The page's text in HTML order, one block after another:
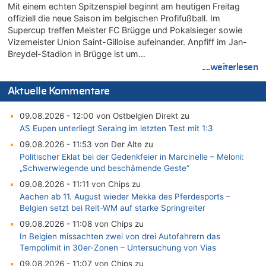
Mit einem echten Spitzenspiel beginnt am heutigen Freitag
offiziell die neue Saison im belgischen Profifußball. Im
Supercup treffen Meister FC Brügge und Pokalsieger sowie
Vizemeister Union Saint-Gilloise aufeinander. Anpfiff im Jan-
Breydel-Stadion in Brügge ist um…
....weiterlesen
Aktuelle Kommentare
09.08.2026 - 12:00 von Ostbelgien Direkt zu
AS Eupen unterliegt Seraing im letzten Test mit 1:3
09.08.2026 - 11:53 von Der Alte zu
Politischer Eklat bei der Gedenkfeier in Marcinelle – Meloni:
„Schwerwiegende und beschämende Geste“
09.08.2026 - 11:11 von Chips zu
Aachen ab 11. August wieder Mekka des Pferdesports –
Belgien setzt bei Reit-WM auf starke Springreiter
09.08.2026 - 11:08 von Chips zu
In Belgien missachten zwei von drei Autofahrern das
Tempolimit in 30er-Zonen – Untersuchung von Vias
09.08.2026 - 11:07 von Chips zu